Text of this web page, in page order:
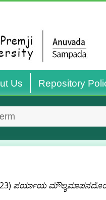
Us Repository
ಪರ್ಯಾಯ